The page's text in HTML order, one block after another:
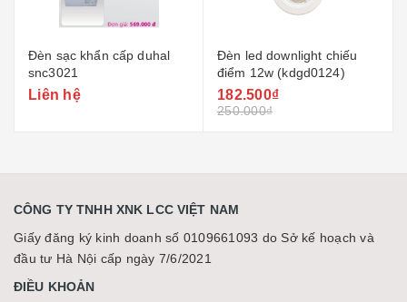
khẩn cấp duhal
Đèn led downlight chiếu
điểm 12w (kdgd0124)
182.500₫
Đèn pha
CÔNG TY TNHH XNK LCC VIỆT NAM
Giấy đăng ký kinh doanh số 0109661093 do Sở kế hoạch và
đầu tư Hà Nội cấp ngày 7/6/2021
ĐIỀU KHOẢN